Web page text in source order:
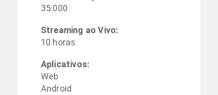
35.000
Streaming ao Vivo:
10 horas
Aplicativos:
Web
Android